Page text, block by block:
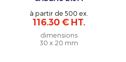
à partir de 500 ex.
116.30 € HT.
dimensions
30 x 20 mm